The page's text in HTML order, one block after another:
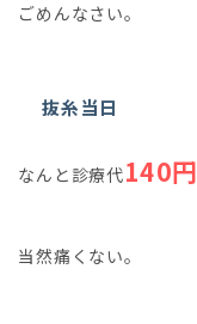
ごめんなさい。
抜糸当日
なんと診療代140円
当然痛くない。